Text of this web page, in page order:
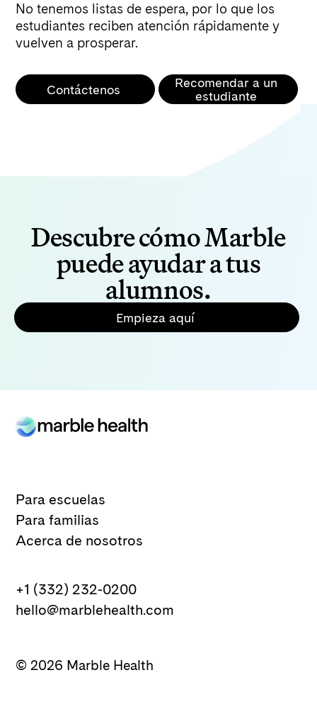
No tenemos listas de espera, por lo que los
estudiantes reciben atención rápidamente y
vuelven a prosperar.
Contáctenos
Recomendar a un
estudiante
Descubre cómo Marble
puede ayudar a tus
alumnos.
Empieza aquí
Para escuelas
Para familias
Acerca de nosotros
+1 (332) 232-0200
hello@marblehealth.com
© 2026 Marble Health